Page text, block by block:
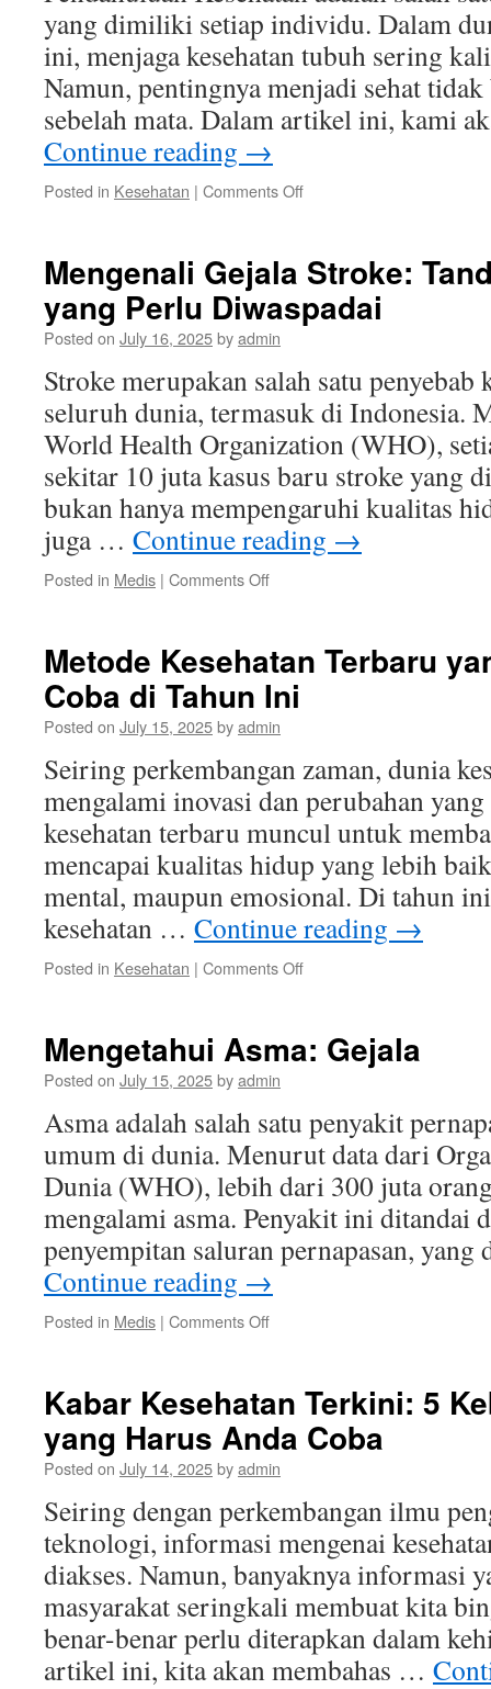
yang dimiliki setiap individu. Dalam
ini, menjaga kesehatan tubuh sering
Namun, pentingnya menjadi sehat
sebelah mata. Dalam artikel ini, kami
Continue reading →
Posted in Kesehatan | Comments Offon
Lengkap
untuk
Menjaga
Mengenali Gejala Stroke:
yang Perlu Diwaspadai
Posted on July 16, 2025byadmin
Stroke merupakan salah satu
seluruh dunia, termasuk di Indonesia.
World Health Organization (WHO),
sekitar 10 juta kasus baru stroke yang
bukan hanya mempengaruhi kualitas
juga … Continue reading →
Posted in Medis | Comments Offon
Tanda-
tanda
Awal
yang
Diwaspadai
Metode Kesehatan Terbaru
Coba di Tahun Ini
Posted on July 15, 2025byadmin
Seiring perkembangan zaman, dunia
mengalami inovasi dan perubahan
kesehatan terbaru muncul untuk
mencapai kualitas hidup yang lebih
mental, maupun emosional. Di tahun
kesehatan … Continue reading →
Posted in Kesehatan | Comments Offon
yang
Coba
di
Tahun
Ini
Mengetahui Asma: Gejala
Posted on July 15, 2025byadmin
Asma adalah salah satu penyakit
umum di dunia. Menurut data dari
Dunia (WHO), lebih dari 300 juta
mengalami asma. Penyakit ini ditandai
penyempitan saluran pernapasan,
Continue reading →
Posted in Medis | Comments Offon
Kabar Kesehatan Terkini: 5
yang Harus Anda Coba
Posted on July 14, 2025byadmin
Seiring dengan perkembangan ilmu
teknologi, informasi mengenai
diakses. Namun, banyaknya informasi
masyarakat seringkali membuat kita
benar-benar perlu diterapkan dalam
artikel ini, kita akan membahas …